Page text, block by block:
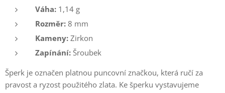
Váha: 1,14 g
Rozměr: 8 mm
Kameny: Zirkon
Zapínání: Šroubek
Šperk je označen platnou puncovní značkou, která ručí za
pravost a ryzost použitého zlata. Ke šperku vystavujeme